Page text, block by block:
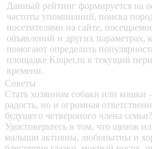
Данный рейтинг формируется на
частоты упоминаний, поиска
посетителями на сайте,
объявлений и других параметрах,
помогают определить
площадке Kinpet.ru в текущий
времени.
Советы
Стать хозяином собаки или кошки
радость, но и огромная
будущего четвероного члена семьи?
Удостоверьтесь в том, что щенок
малыши активны, любопытны и